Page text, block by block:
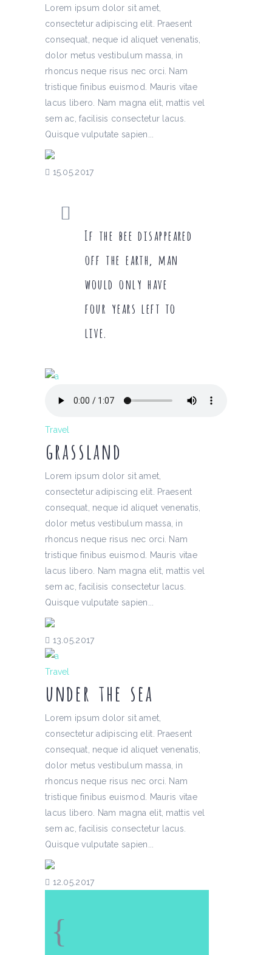
Lorem ipsum dolor sit amet,
consectetur adipiscing elit. Praesent
consequat, neque id aliquet venenatis,
dolor metus vestibulum massa, in
rhoncus neque risus nec orci. Nam
tristique finibus euismod. Mauris vitae
lacus libero. Nam magna elit, mattis vel
sem ac, facilisis consectetur lacus.
Quisque vulputate sapien...
15.05.2017
If the bee disappeared
off the earth, man
would only have
four years left to
live.
Travel
grassland
Lorem ipsum dolor sit amet,
consectetur adipiscing elit. Praesent
consequat, neque id aliquet venenatis,
dolor metus vestibulum massa, in
rhoncus neque risus nec orci. Nam
tristique finibus euismod. Mauris vitae
lacus libero. Nam magna elit, mattis vel
sem ac, facilisis consectetur lacus.
Quisque vulputate sapien...
13.05.2017
Travel
under the sea
Lorem ipsum dolor sit amet,
consectetur adipiscing elit. Praesent
consequat, neque id aliquet venenatis,
dolor metus vestibulum massa, in
rhoncus neque risus nec orci. Nam
tristique finibus euismod. Mauris vitae
lacus libero. Nam magna elit, mattis vel
sem ac, facilisis consectetur lacus.
Quisque vulputate sapien...
12.05.2017